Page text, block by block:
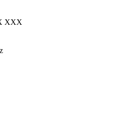
XXX